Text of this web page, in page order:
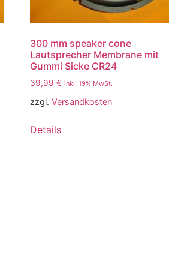
300 mm speaker cone
Lautsprecher Membrane mit
Gummi Sicke CR24
39,99€ inkl. 19% MwSt.
zzgl.Versandkosten
Details